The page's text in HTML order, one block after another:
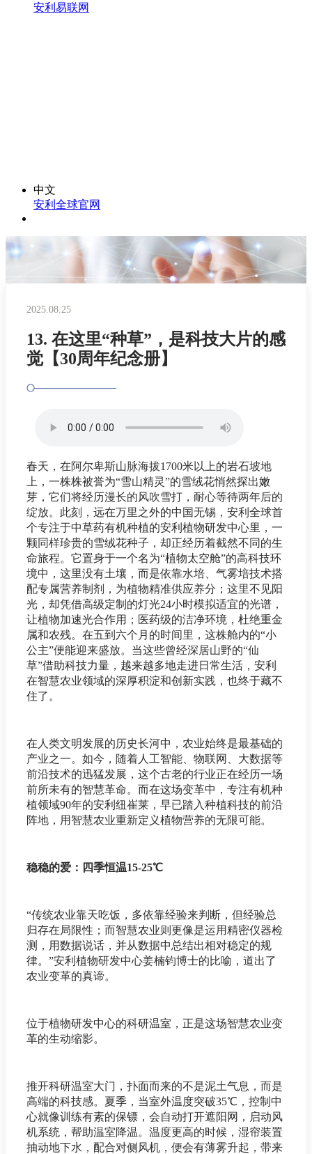
安利易联网
中文
安利全球官网
2025.08.25
13. 在这里“种草”，是科技大片的感
觉【30周年纪念册】
春天，在阿尔卑斯山脉海拔1700米以上的岩石坡地
上，一株株被誉为“雪山精灵”的雪绒花悄然探出嫩
芽，它们将经历漫长的风吹雪打，耐心等待两年后的
绽放。此刻，远在万里之外的中国无锡，安利全球首
个专注于中草药有机种植的安利植物研发中心里，一
颗同样珍贵的雪绒花种子，却正经历着截然不同的生
命旅程。它置身于一个名为“植物太空舱”的高科技环
境中，这里没有土壤，而是依靠水培、气雾培技术搭
配专属营养制剂，为植物精准供应养分；这里不见阳
光，却凭借高级定制的灯光24小时模拟适宜的光谱，
让植物加速光合作用；医药级的洁净环境，杜绝重金
属和农残。在五到六个月的时间里，这株舱内的“小
公主”便能迎来盛放。当这些曾经深居山野的“仙
草”借助科技力量，越来越多地走进日常生活，安利
在智慧农业领域的深厚积淀和创新实践，也终于藏不
住了。
在人类文明发展的历史长河中，农业始终是最基础的
产业之一。如今，随着人工智能、物联网、大数据等
前沿技术的迅猛发展，这个古老的行业正在经历一场
前所未有的智慧革命。而在这场变革中，专注有机种
植领域90年的安利纽崔莱，早已踏入种植科技的前沿
阵地，用智慧农业重新定义植物营养的无限可能。
稳稳的爱：四季恒温15-25℃
“传统农业靠天吃饭，多依靠经验来判断，但经验总
归存在局限性；而智慧农业则更像是运用精密仪器检
测，用数据说话，并从数据中总结出相对稳定的规
律。”安利植物研发中心姜楠钧博士的比喻，道出了
农业变革的真谛。
位于植物研发中心的科研温室，正是这场智慧农业变
革的生动缩影。
推开科研温室大门，扑面而来的不是泥土气息，而是
高端的科技感。夏季，当室外温度突破35℃，控制中
心就像训练有素的保镖，会自动打开遮阳网，启动风
机系统，帮助温室降温。温度更高的时候，湿帘装置
抽动地下水，配合对侧风机，便会有薄雾升起，带来